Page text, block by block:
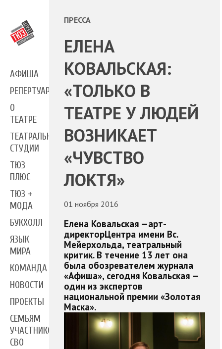
АФИША
РЕПЕРТУАР
О
ТЕАТРЕ
ТЕАТРАЛЬНЫЕ
СТУДИИ
ТЮЗ
ПЛЮС
ТЮЗ +
МОДА
БУКХОЛЛ
ЯЗЫК
МИРА
КОМАНДА
НОВОСТИ
ПРОЕКТЫ
СЕМЬЯМ
УЧАСТНИКОВ
СВО
ПРЕССА
ЕЛЕНА
КОВАЛЬСКАЯ:
«ТОЛЬКО В
ТЕАТРЕ У ЛЮДЕЙ
ВОЗНИКАЕТ
«ЧУВСТВО
ЛОКТЯ»
01 ноября 2016
Елена Ковальская —арт-
директорЦентра имени Вс.
Мейерхольда, театральный
критик. В течение 13 лет она
была обозревателем журнала
«Афиша», сегодня Ковальская —
один из экспертов
национальной премии «Золотая
Маска».